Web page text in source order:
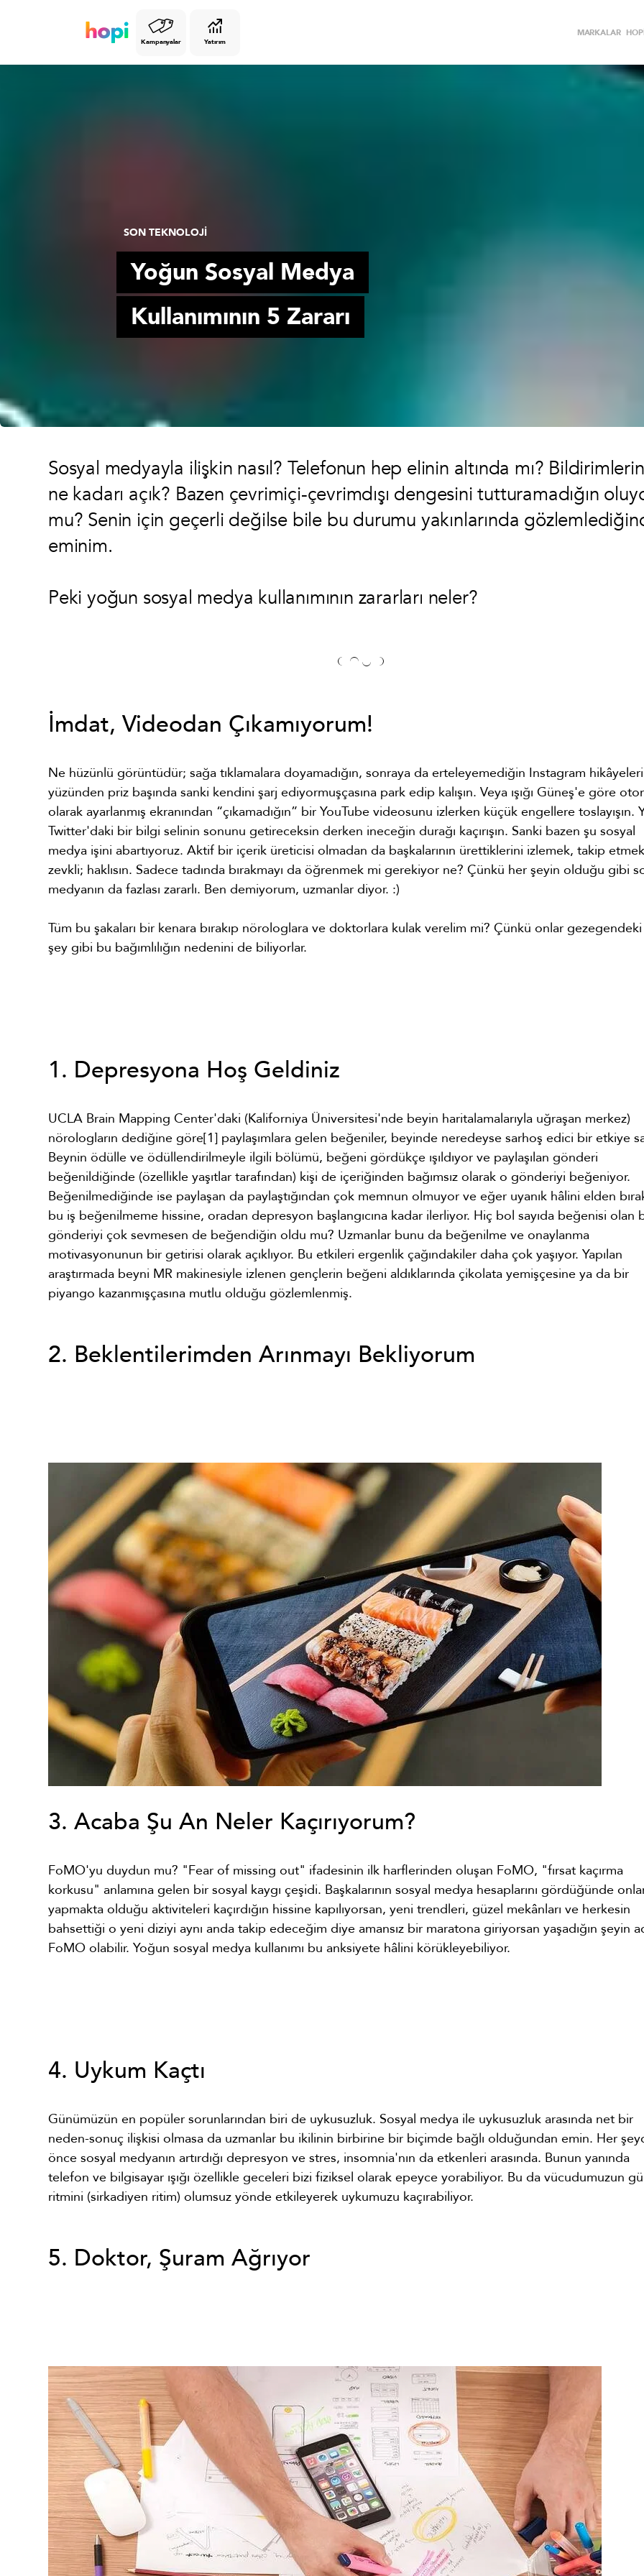
Kampanyalar Yatırım
MARKALAR
SON TEKNOLOJİ
Yoğun Sosyal Medya
Kullanımının 5 Zararı
Sosyal medyayla ilişkin nasıl? Telefonun hep elinin altında mı?
ne kadarı açık? Bazen çevrimiçi-çevrimdışı dengesini tutturamadığın
mu? Senin için geçerli değilse bile bu durumu yakınlarında
eminim.
Peki yoğun sosyal medya kullanımının zararları neler?
İmdat, Videodan Çıkamıyorum!
Ne hüzünlü görüntüdür; sağa tıklamalara doyamadığın, sonraya da erteleyemediğin Instagram hikâyeleri
yüzünden priz başında sanki kendini şarj ediyormuşçasına park edip kalışın. Veya ışığı Güneş'e göre
olarak ayarlanmış ekranından “çıkamadığın” bir YouTube videosunu izlerken küçük engellere toslayışın.
Twitter'daki bir bilgi selinin sonunu getireceksin derken ineceğin durağı kaçırışın. Sanki bazen şu sosyal
medya işini abartıyoruz. Aktif bir içerik üreticisi olmadan da başkalarının ürettiklerini izlemek, takip
zevkli; haklısın. Sadece tadında bırakmayı da öğrenmek mi gerekiyor ne? Çünkü her şeyin olduğu gibi
medyanın da fazlası zararlı. Ben demiyorum, uzmanlar diyor. :)
Tüm bu şakaları bir kenara bırakıp nörologlara ve doktorlara kulak verelim mi? Çünkü onlar
şey gibi bu bağımlılığın nedenini de biliyorlar.
1. Depresyona Hoş Geldiniz
UCLA Brain Mapping Center'daki (Kaliforniya Üniversitesi'nde beyin haritalamalarıyla uğraşan merkez)
nörologların dediğine göre[1] paylaşımlara gelen beğeniler, beyinde neredeyse sarhoş edici bir etkiye
Beynin ödülle ve ödüllendirilmeyle ilgili bölümü, beğeni gördükçe ışıldıyor ve paylaşılan gönderi
beğenildiğinde (özellikle yaşıtlar tarafından) kişi de içeriğinden bağımsız olarak o gönderiyi beğeniyor.
Beğenilmediğinde ise paylaşan da paylaştığından çok memnun olmuyor ve eğer uyanık hâlini elden
bu iş beğenilmeme hissine, oradan depresyon başlangıcına kadar ilerliyor. Hiç bol sayıda beğenisi olan
gönderiyi çok sevmesen de beğendiğin oldu mu? Uzmanlar bunu da beğenilme ve onaylanma
motivasyonunun bir getirisi olarak açıklıyor. Bu etkileri ergenlik çağındakiler daha çok yaşıyor. Yapılan
araştırmada beyni MR makinesiyle izlenen gençlerin beğeni aldıklarında çikolata yemişçesine ya da bir
piyango kazanmışçasına mutlu olduğu gözlemlenmiş.
2. Beklentilerimden Arınmayı Bekliyorum
3. Acaba Şu An Neler Kaçırıyorum?
FoMO'yu duydun mu? "Fear of missing out" ifadesinin ilk harflerinden oluşan FoMO, "fırsat kaçırma
korkusu" anlamına gelen bir sosyal kaygı çeşidi. Başkalarının sosyal medya hesaplarını gördüğünde
yapmakta olduğu aktiviteleri kaçırdığın hissine kapılıyorsan, yeni trendleri, güzel mekânları ve herkesin
bahsettiği o yeni diziyi aynı anda takip edeceğim diye amansız bir maratona giriyorsan yaşadığın şeyin
FoMO olabilir. Yoğun sosyal medya kullanımı bu anksiyete hâlini körükleyebiliyor.
4. Uykum Kaçtı
Günümüzün en popüler sorunlarından biri de uykusuzluk. Sosyal medya ile uykusuzluk arasında net bir
neden-sonuç ilişkisi olmasa da uzmanlar bu ikilinin birbirine bir biçimde bağlı olduğundan emin. Her
önce sosyal medyanın artırdığı depresyon ve stres, insomnia'nın da etkenleri arasında. Bunun yanında
telefon ve bilgisayar ışığı özellikle geceleri bizi fiziksel olarak epeyce yorabiliyor. Bu da vücudumuzun
ritmini (sirkadiyen ritim) olumsuz yönde etkileyerek uykumuzu kaçırabiliyor.
5. Doktor, Şuram Ağrıyor